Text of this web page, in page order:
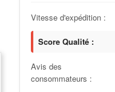
Vitesse d'expédition :
Score Qualité :
Avis des
consommateurs :